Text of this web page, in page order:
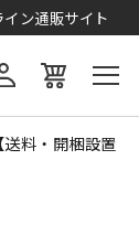
ン通販サイト
料・開梱設置